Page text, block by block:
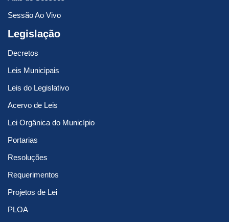
Sessão Ao Vivo
Legislação
Decretos
Leis Municipais
Leis do Legislativo
Acervo de Leis
Lei Orgânica do Município
Portarias
Resoluções
Requerimentos
Projetos de Lei
PLOA